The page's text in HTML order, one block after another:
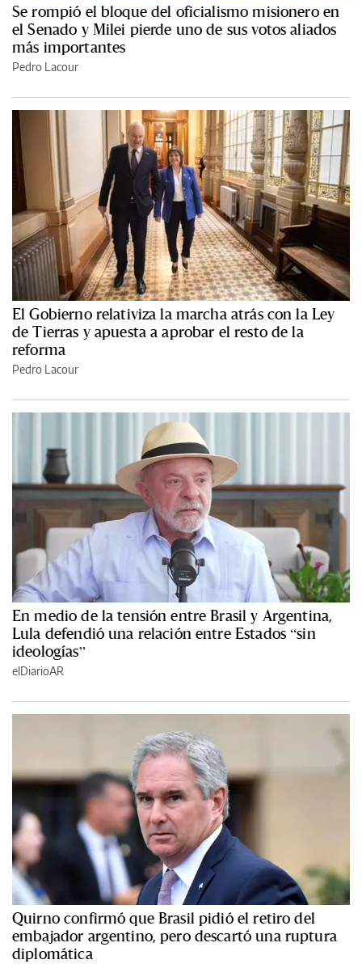
Se rompió el bloque del oficialismo misionero en
el Senado y Milei pierde uno de sus votos aliados
más importantes
Pedro Lacour
El Gobierno relativiza la marcha atrás con la Ley
de Tierras y apuesta a aprobar el resto de la
reforma
Pedro Lacour
En medio de la tensión entre Brasil y Argentina,
Lula defendió una relación entre Estados “sin
ideologías”
elDiarioAR
Quirno confirmó que Brasil pidió el retiro del
embajador argentino, pero descartó una ruptura
diplomática